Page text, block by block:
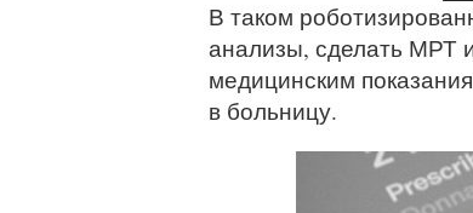
В таком
анализы, сделать МРТ
медицинским
в больницу.